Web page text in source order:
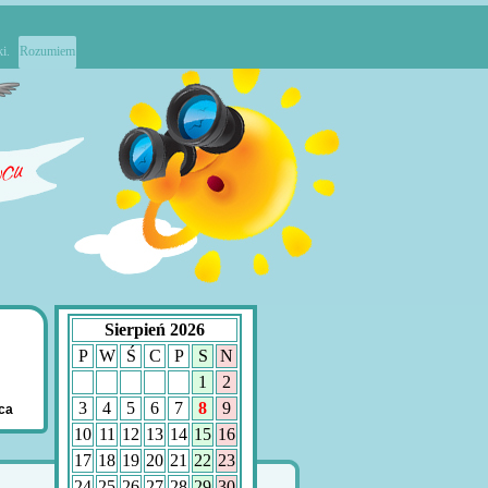
Sierpień 2026
P
W Ś C P S
N
1
2
3
4 5 6 7 8
9
10 11 12 13 14 15 16
17 18 19 20 21 22 23
Rozumiem